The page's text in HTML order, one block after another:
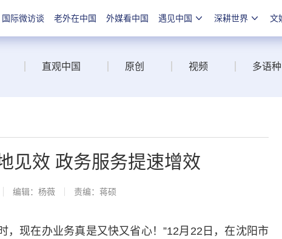
国际微访谈 老外在中国 外媒看中国 遇见中国 深耕世界 文
直观中国 原创 视频 多语种
见效 政务服务提速增效
编辑：杨薇 责编：蒋硕
现在办业务真是又快又省心！”12月22日，在沈阳市